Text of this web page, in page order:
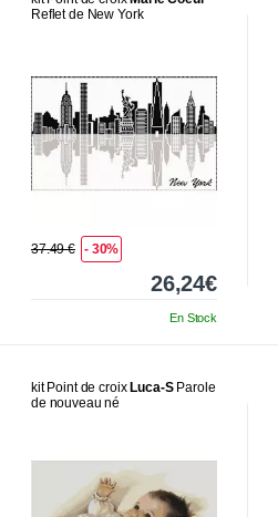
Reflet de New York
37.49 € - 30%
26,24€
En Stock
kit Point de croix Luca-SParole
de nouveau né